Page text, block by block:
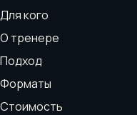
Для кого
О тренере
Подход
Форматы
Стоимость